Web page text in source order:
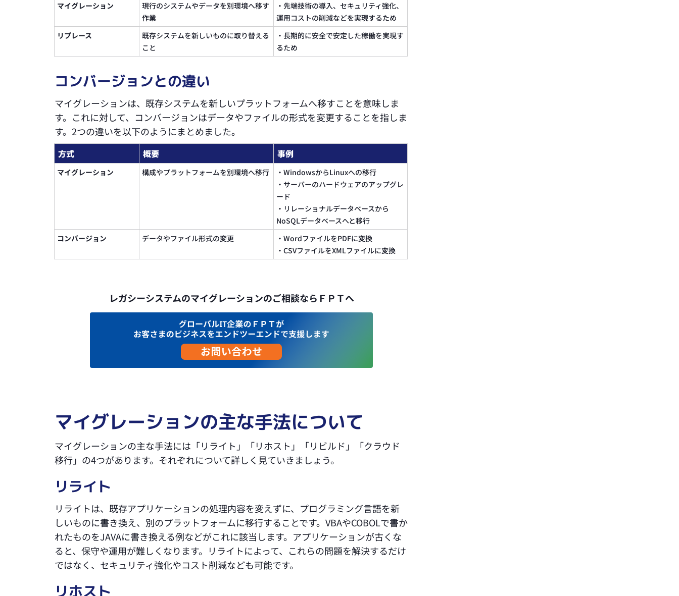
マイグレーション
現行のシステムやデータを別環境へ移す
作業
・先端技術の導入、セキュリティ強化、
運用コストの削減などを実現するため
リプレース
既存システムを新しいものに取り替える
こと
・長期的に安全で安定した稼働を実現す
るため
コンバージョンとの違い
マイグレーションは、既存システムを新しいプラットフォームへ移すことを意味しま
す。これに対して、コンバージョンはデータやファイルの形式を変更することを指しま
す。2つの違いを以下のようにまとめました。
方式 概要 事例
マイグレーション 構成やプラットフォームを別環境へ移行
・WindowsからLinuxへの移行
・サーバーのハードウェアのアップグレ
ード
・リレーショナルデータベースから
NoSQLデータベースへと移行
コンバージョン
データやファイル形式の変更
・WordファイルをPDFに変換
・CSVファイルをXMLファイルに変換
レガシーシステムのマイグレーションのご相談ならＦＰＴへ
マイグレーションの主な手法について
マイグレーションの主な手法には「リライト」「リホスト」「リビルド」「クラウド
移行」の4つがあります。それぞれについて詳しく見ていきましょう。
リライト
リライトは、既存アプリケーションの処理内容を変えずに、プログラミング言語を新
しいものに書き換え、別のプラットフォームに移行することです。VBAやCOBOLで書か
れたものをJAVAに書き換える例などがこれに該当します。アプリケーションが古くな
ると、保守や運用が難しくなります。リライトによって、これらの問題を解決するだけ
ではなく、セキュリティ強化やコスト削減なども可能です。
リホスト